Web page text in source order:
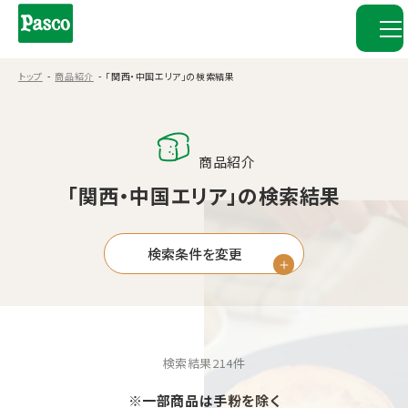
トップ 商品紹介 「関西・中国エリア」の検索結果
商品紹介
「関西・中国エリア」の検索結果
検索条件を変更
検索結果214件
※一部商品は手粉を除く